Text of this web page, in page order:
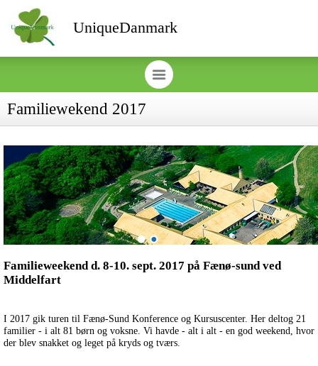
UniqueDanmark
Familiewekend 2017
Familieweekend d. 8-10. sept. 2017 på Fænø-sund ved
Middelfart
I 2017 gik turen til Fænø-Sund Konference og Kursuscenter. Her deltog 21
familier - i alt 81 børn og voksne. Vi havde - alt i alt - en god weekend, hvor
der blev snakket og leget på kryds og tværs.